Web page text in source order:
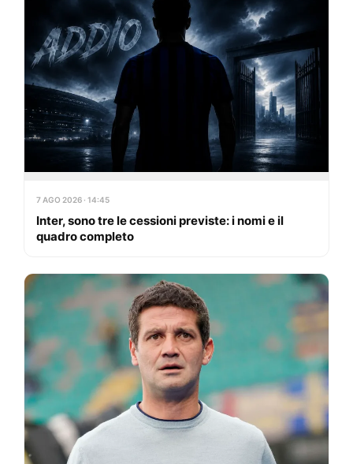
7 AGO 2026 · 14:45
Inter, sono tre le cessioni previste: i nomi e il
quadro completo